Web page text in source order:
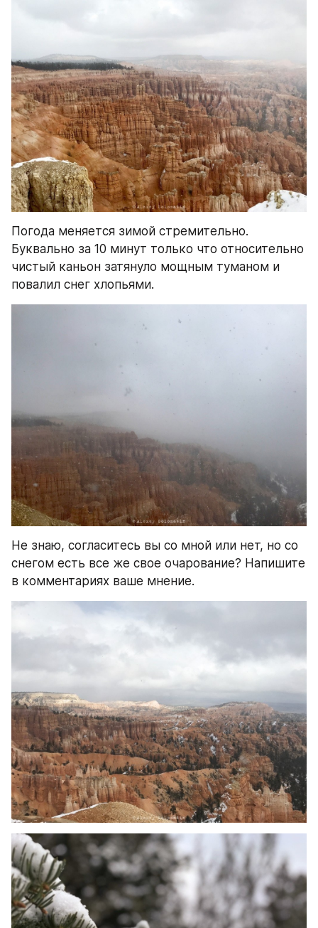
Погода меняется зимой стремительно.
Буквально за 10 минут только что относительно
чистый каньон затянуло мощным туманом и
повалил снег хлопьями.
Не знаю, согласитесь вы со мной или нет, но со
снегом есть все же свое очарование? Напишите
в комментариях ваше мнение.